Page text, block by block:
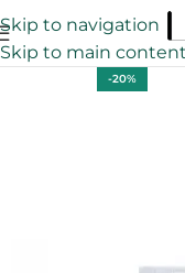
Skip to navigation
Skip to main content
-20%